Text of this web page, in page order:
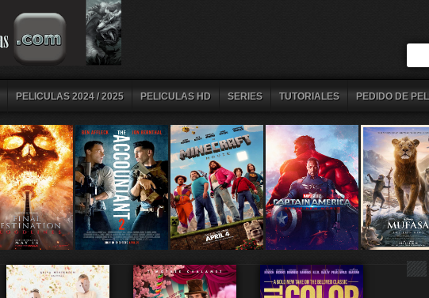
PELICULAS 2024 / 2025 PELICULAS HD SERIES TUTORIALES PEDIDO DE